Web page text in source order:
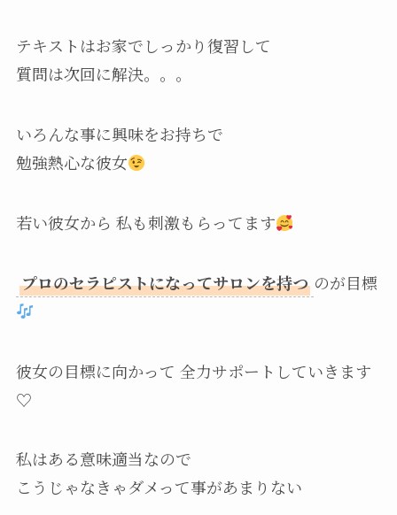
テキストはお家でしっかり復習して
質問は次回に解決。。。
いろんな事に興味をお持ちで
勉強熱心な彼女
若い彼女から 私も刺激もらってます
プロのセラピストになってサロンを持つ のが目標
彼女の目標に向かって 全力サポートしていきます
♡
私はある意味適当なので
こうじゃなきゃダメって事があまりない